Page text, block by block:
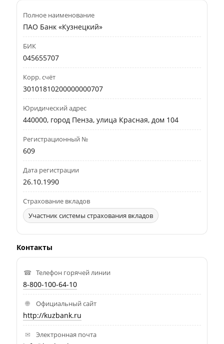
Полное наименование
ПАО Банк «Кузнецкий»
БИК
045655707
Корр. счёт
30101810200000000707
Юридический адрес
440000, город Пенза, улица Красная, дом 104
Регистрационный №
609
Дата регистрации
26.10.1990
Страхование вкладов
Участник системы страхования вкладов
Контакты
Телефон горячей линии
8-800-100-64-10
Официальный сайт
http://kuzbank.ru
Электронная почта